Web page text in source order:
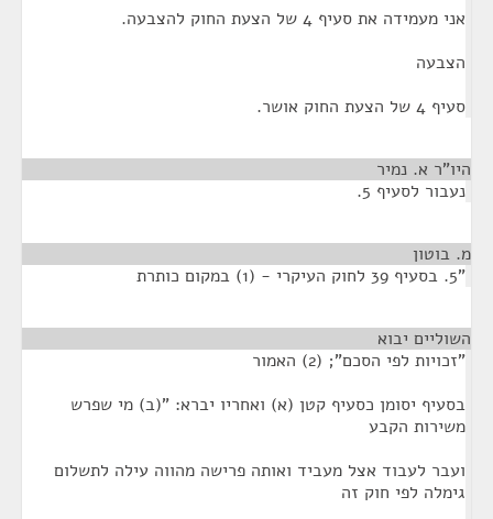
אני מעמידה את סעיף 4 של הצעת החוק להצבעה.
הצבעה
סעיף 4 של הצעת החוק אושר.
היו"ר א. נמיר
נעבור לסעיף 5.
מ. בוטון
"5. בסעיף 39 לחוק העיקרי - (1) במקום כותרת
השוליים יבוא
"זכויות לפי הסכם"; (2) האמור
בסעיף יסומן כסעיף קטן (א) ואחריו יברא: "(ב) מי שפרש
משירות הקבע
ועבר לעבוד אצל מעביד ואותה פרישה מהווה עילה לתשלום
גימלה לפי חוק זה